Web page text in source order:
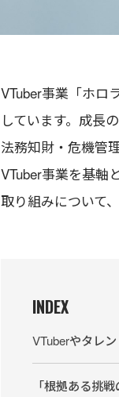
VTuber事業「ホロ
しています。成長
法務知財・危機管
VTuber事業を基軸
取り組みについて
INDEX
VTuberやタレ
「根拠ある挑